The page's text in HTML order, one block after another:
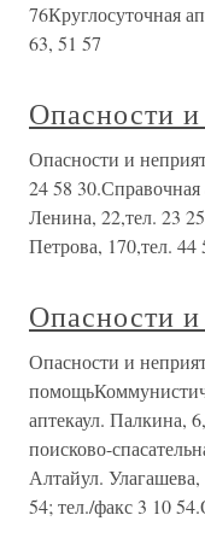
76Круглосуточная
63, 51 57
Опасности
Опасности и
24 58
Ленина, 22,тел. 23
Петрова, 170,тел. 44
Опасности
Опасности и
аптекаул. Палкина,
поисково-
Алтайул.
54; тел./факс 3 10